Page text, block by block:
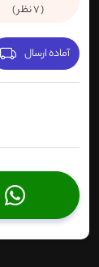
(
7نظر )
آماده ارسال